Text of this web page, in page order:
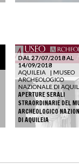
DAL 27/07/2018 AL
14/09/2018
AQUILEIA
| MUSEO
ARCHEOLOGICO
NAZIONALE DI
APERTURE SERALI
STRAORDINARIE DEL
ARCHEOLOGICO
DI AQUILEIA